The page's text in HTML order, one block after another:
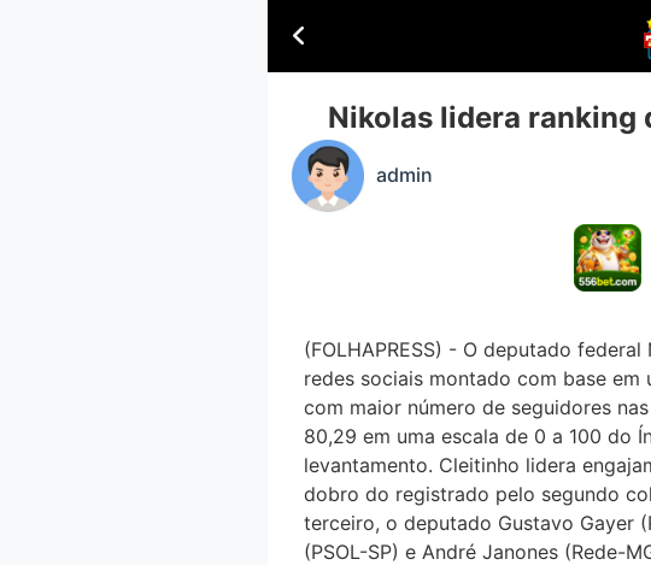
Nikolas lidera ranking
admin
(FOLHAPRESS) - O deputado
redes sociais montado com base
com maior número de seguidores
80,29 em uma escala de 0 a 100 do
levantamento. Cleitinho lidera
dobro do registrado pelo segundo
terceiro, o deputado Gustavo Gayer
(PSOL-SP) e André Janones (Rede-